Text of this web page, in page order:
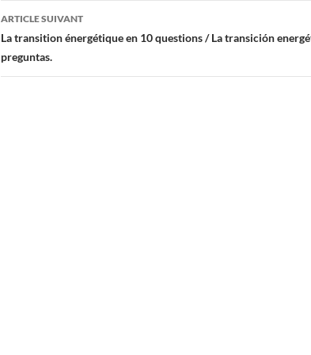
articles
ARTICLE SUIVANT
La transition énergétique en 10 questions / La transición
preguntas.